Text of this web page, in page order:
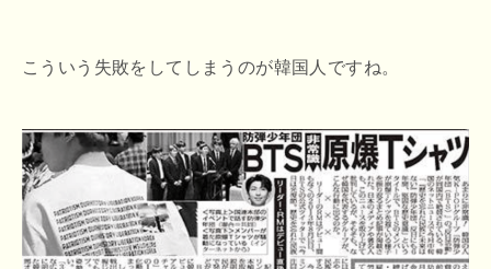
こういう失敗をしてしまうのが韓国人ですね。